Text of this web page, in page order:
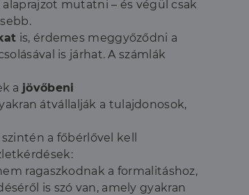
mutatni – és végül csak
is, érdemes meggyőződni a
is járhat. A számlák
a jövőbeni
átvállalják a tulajdonosok,
a főbérlővel kell
ragaszkodnak a formalitáshoz,
is szó van, amely gyakran